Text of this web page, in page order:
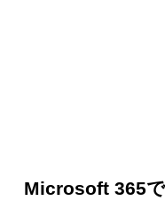
Microsoft 365